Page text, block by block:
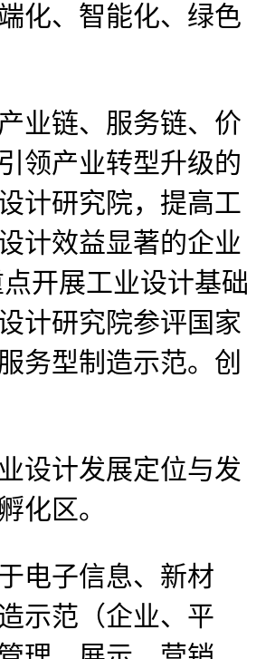
化、智能化、绿色
业链、服务链、价
领产业转型升级的
计研究院，提高工
计效益显著的企业
开展工业设计基础
计研究院参评国家
务型制造示范。创
设计发展定位与发
化区。
电子信息、新材
示范（企业、平